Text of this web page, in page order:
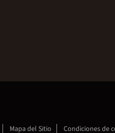
Mapa del Sitio Condiciones de